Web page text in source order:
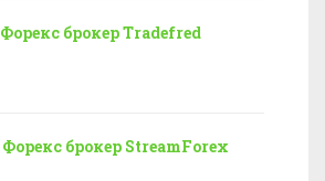
Форекс брокер Tradefred
Форекс брокер StreamForex